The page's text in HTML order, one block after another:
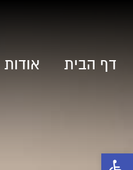
פתח סרגל נגישות
דף הבית אודות